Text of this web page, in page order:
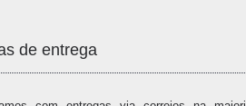
de entrega